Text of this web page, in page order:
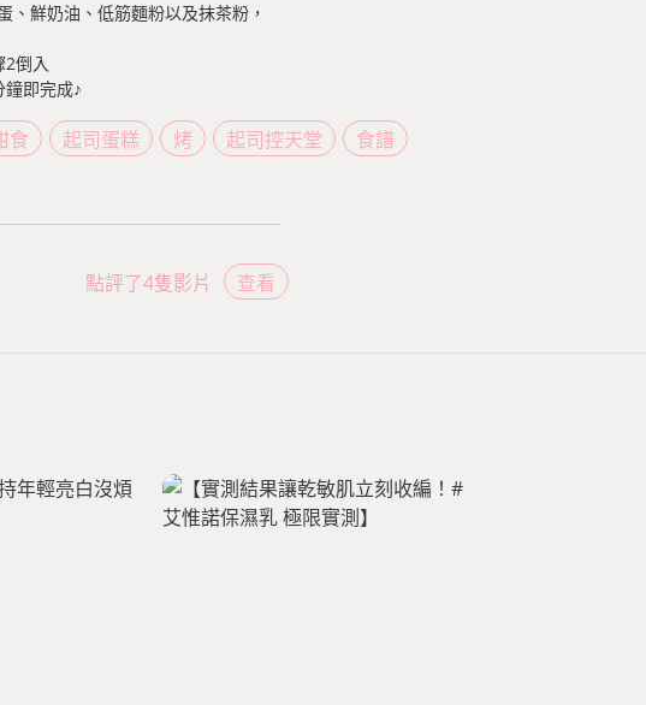
、鮮奶油、低筋麵粉以及抹茶粉，
倒入
即完成♪
食 起司蛋糕 烤 起司控天堂
食譜
查看
點評了4隻影片